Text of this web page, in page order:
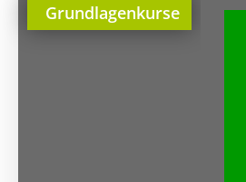
Grundlagenkurse